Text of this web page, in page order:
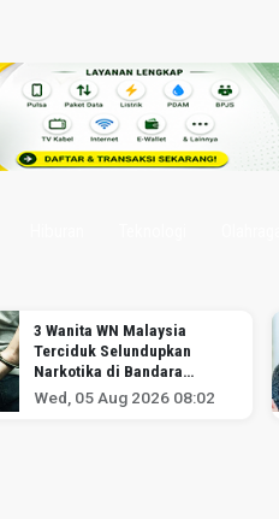
3 Wanita WN Malaysia
Terciduk Selundupkan
Narkotika di Bandara
Soekarno-Hatta
Wed, 05 Aug 2026 08:02